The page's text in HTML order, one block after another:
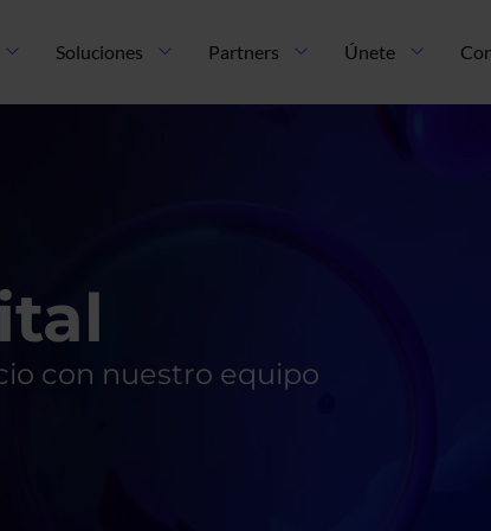
Soluciones Partners Únete
con nuestro equipo